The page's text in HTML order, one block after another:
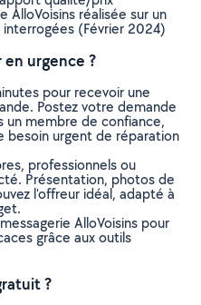
AlloVoisins réalisée sur un
(Février 2024)
urgence ?
pour recevoir une
Postez votre demande
un membre de confiance,
besoin urgent de réparation
professionnels ou
Présentation, photos de
l'offreur idéal, adapté à
AlloVoisins pour
grâce aux outils
?